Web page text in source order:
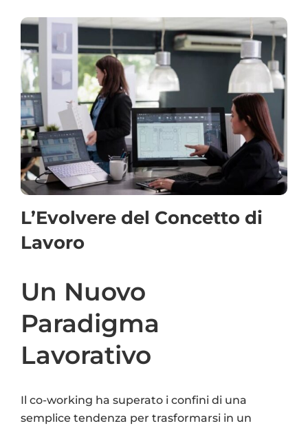
L’Evolvere del Concetto di
Lavoro
Un Nuovo
Paradigma
Lavorativo
Il co-working ha superato i confini di una
semplice tendenza per trasformarsi in un